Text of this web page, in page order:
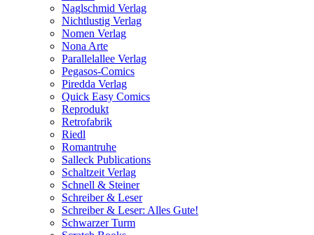
Naglschmid Verlag
Nichtlustig Verlag
Nomen Verlag
Nona Arte
Parallelallee Verlag
Pegasos-Comics
Piredda Verlag
Quick Easy Comics
Reprodukt
Retrofabrik
Riedl
Romantruhe
Salleck Publications
Schaltzeit Verlag
Schnell & Steiner
Schreiber & Leser
Schreiber & Leser: Alles Gute!
Schwarzer Turm